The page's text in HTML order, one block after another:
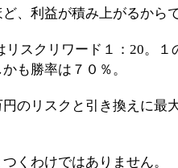
ど、利益が積み上がるから
リスクリワード１：20。
も勝率は７０％。
のリスクと引き換えに最
くわけではありません。